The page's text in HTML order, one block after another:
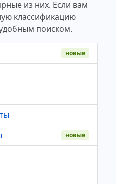
из них. Если вам
классификацию
поиском.
новые
новые